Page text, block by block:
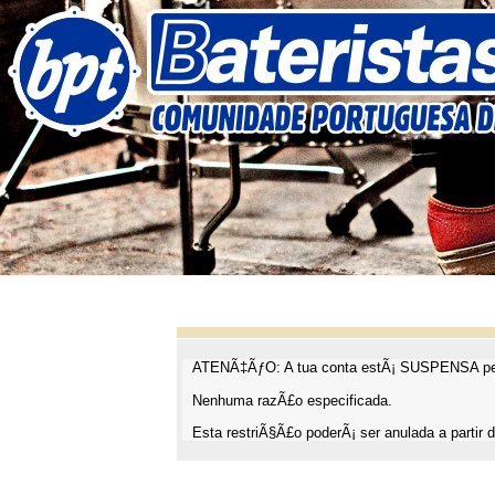
ATENÃ‡ÃƒO: A tua conta estÃ¡ SUSPENSA
Nenhuma razÃ£o especificada.
Esta restriÃ§Ã£o poderÃ¡ ser anulada a partir